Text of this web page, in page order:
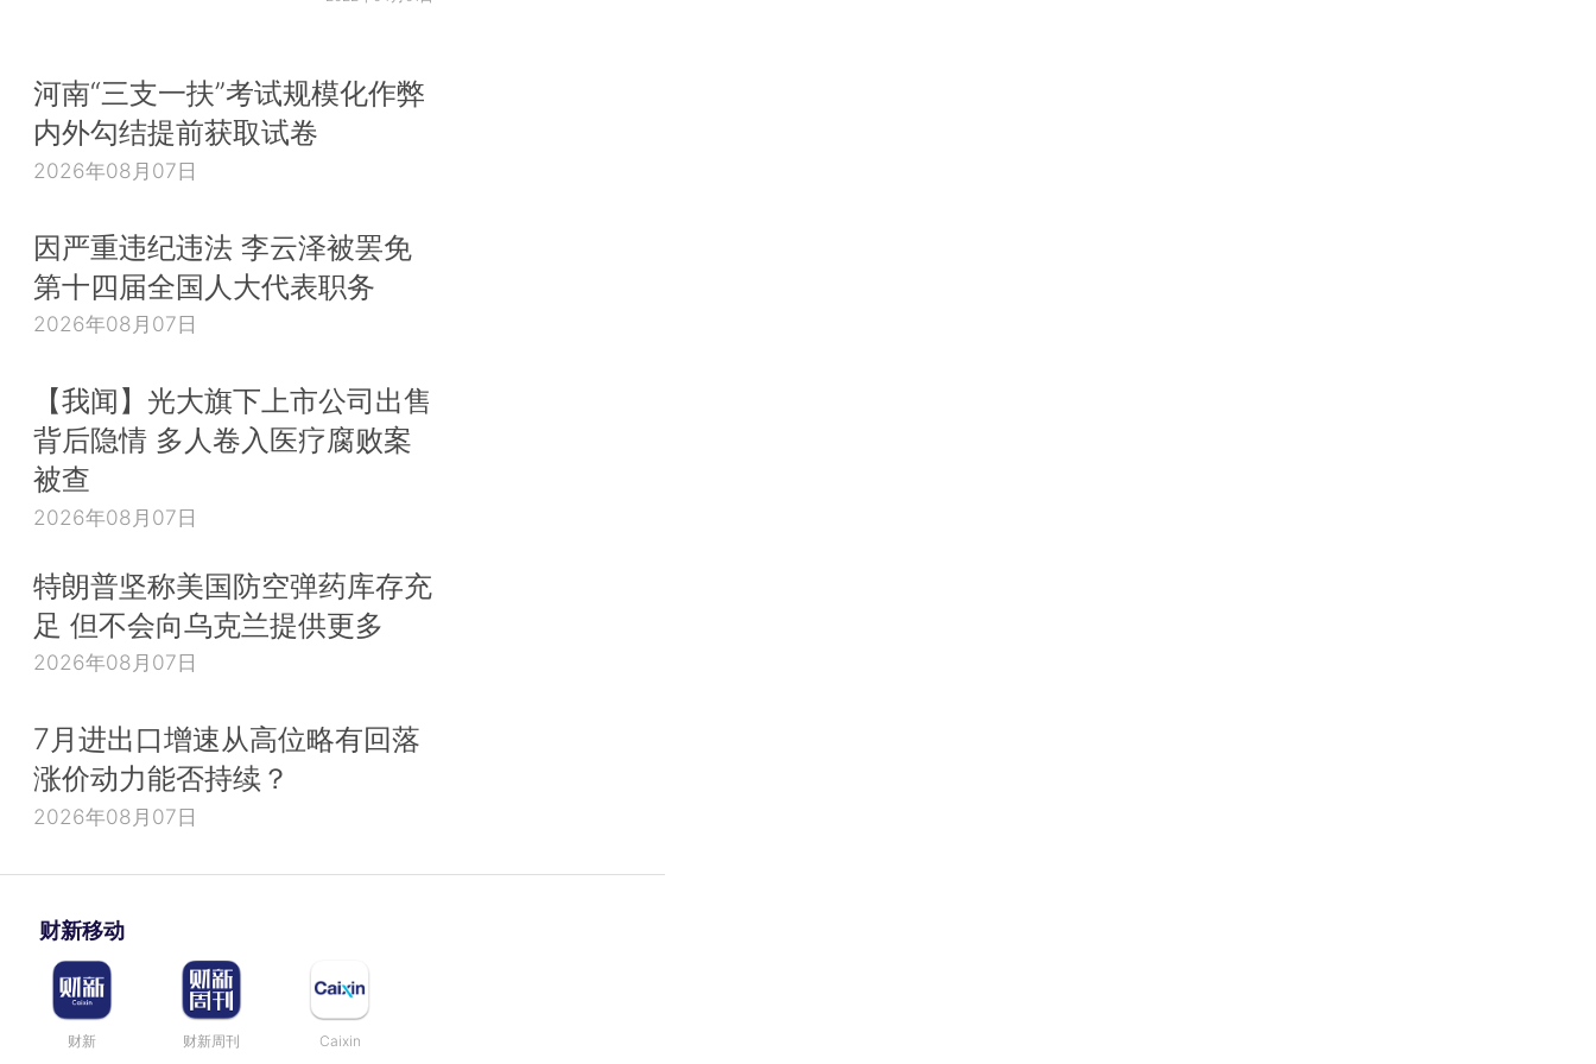
河南“三支一扶”考试规模化作弊
内外勾结提前获取试卷
2026年08月07日
因严重违纪违法 李云泽被罢免
第十四届全国人大代表职务
2026年08月07日
【我闻】光大旗下上市公司出售
背后隐情 多人卷入医疗腐败案
被查
2026年08月07日
特朗普坚称美国防空弹药库存充
足 但不会向乌克兰提供更多
2026年08月07日
7月进出口增速从高位略有回落
涨价动力能否持续？
2026年08月07日
财新移动
财新 财新周刊 Caixin